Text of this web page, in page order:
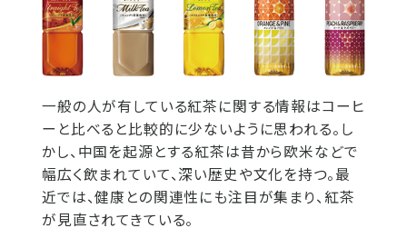
一般の人が有している紅茶に関する情報はコーヒ
ーと比べると比較的に少ないように思われる。し
かし、中国を起源とする紅茶は昔から欧米などで
幅広く飲まれていて、深い歴史や文化を持つ。最
近では、健康との関連性にも注目が集まり、紅茶
が見直されてきている。